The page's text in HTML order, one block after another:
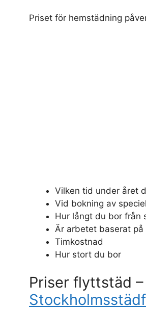
Priset för hemstädning
Vilken tid under året
Vid bokning av
Hur långt du bor från
Är arbetet baserat
Timkostnad
Hur stort du bor
Priser flyttstäd –